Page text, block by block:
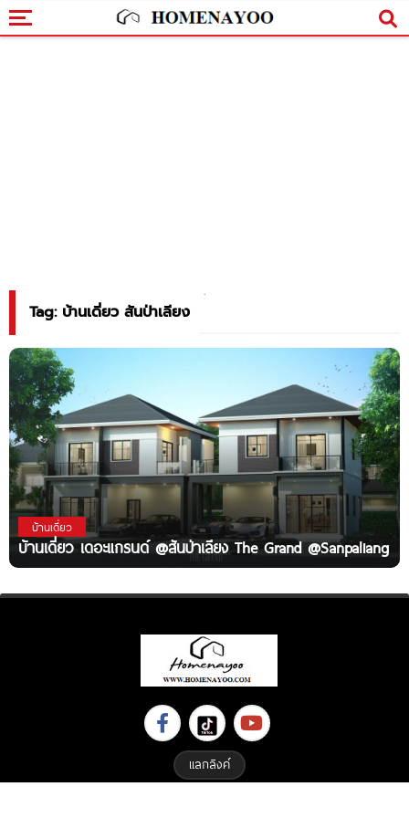
Tag: บ้านเดี่ยว สันป่าเลียง
บ้านเดี่ยว
บ้านเดี่ยว เดอะแกรนด์ @สันป่าเลียง The Grand @Sanpaliang
แลกลิงค์